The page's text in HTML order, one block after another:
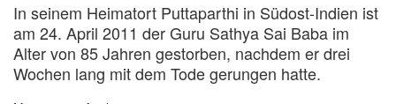
In seinem Heimatort Puttaparthi in Südost-Indien ist
am 24. April 2011 der Guru Sathya Sai Baba im
Alter von 85 Jahren gestorben, nachdem er drei
Wochen lang mit dem Tode gerungen hatte.